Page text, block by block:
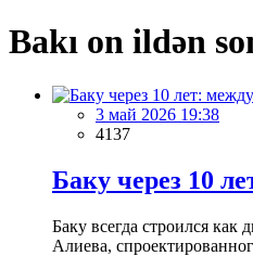
Bakı on ildən
3 май 2026 19:38
4137
Баку через 10
Баку всегда строился
Алиева,